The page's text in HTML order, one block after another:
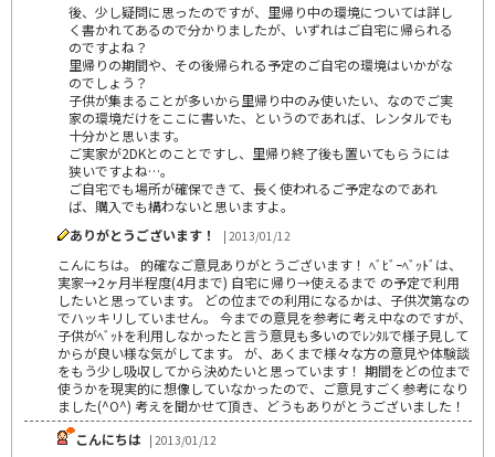
後、少し疑問に思ったのですが、里帰り中の環境については詳し
く書かれてあるので分かりましたが、いずれはご自宅に帰られる
のですよね？
里帰りの期間や、その後帰られる予定のご自宅の環境はいかがな
のでしょう？
子供が集まることが多いから里帰り中のみ使いたい、なのでご実
家の環境だけをここに書いた、というのであれば、レンタルでも
十分かと思います。
ご実家が2DKとのことですし、里帰り終了後も置いてもらうには
狭いですよね…。
ご自宅でも場所が確保できて、長く使われるご予定なのであれ
ば、購入でも構わないと思いますよ。
ありがとうございます！
| 2013/01/12
こんにちは。 的確なご意見ありがとうございます！ ﾍﾞﾋﾞｰﾍﾞｯﾄﾞは、
実家→2ヶ月半程度(4月まで) 自宅に帰り→使えるまで の予定で利用
したいと思っています。 どの位までの利用になるかは、子供次第なの
でハッキリしていません。 今までの意見を参考に考え中なのですが、
子供がﾍﾞｯﾄを利用しなかったと言う意見も多いのでﾚﾝﾀﾙで様子見して
からが良い様な気がしてます。 が、あくまで様々な方の意見や体験談
をもう少し吸収してから決めたいと思っています！ 期間をどの位まで
使うかを現実的に想像していなかったので、ご意見すごく参考になり
ました(^O^) 考えを聞かせて頂き、どうもありがとうございました！
こんにちは | 2013/01/12